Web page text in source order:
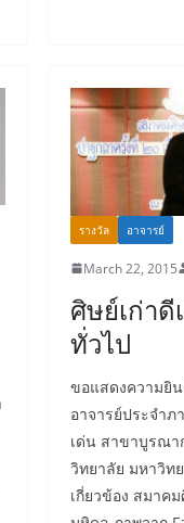
รางวัล อาจารย์
March 22, 2015
ศิษย์เก่า
ทั่วไป
ขอแสดงความยิ
อาจารย์ประจำภ
เด่น สาขาบูรณ
วิทยาลัย มหาวิท
เกี่ยวข้อง สมาค